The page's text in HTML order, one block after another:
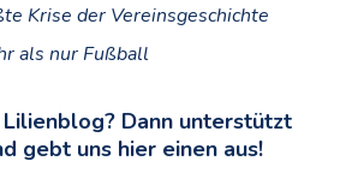
Krise der Vereinsgeschichte
als nur Fußball
Dann unterstützt
gebt uns hier einen aus!